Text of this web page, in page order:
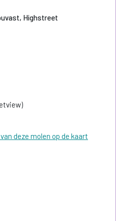
Highstreet
deze molen op de kaart